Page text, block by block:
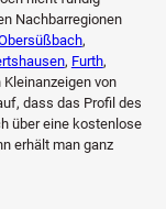
Nachbarregionen
,
, Furth,
von
dass das Profil des
über eine kostenlose
erhält man ganz